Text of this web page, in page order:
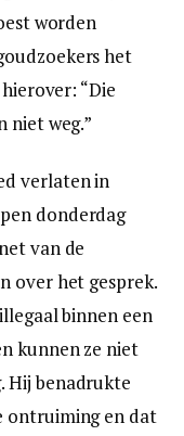
worden
het
“Die
niet weg.”
verlaten in
donderdag
van de
over het gesprek.
binnen een
kunnen ze niet
Hij benadrukte
ontruiming en dat